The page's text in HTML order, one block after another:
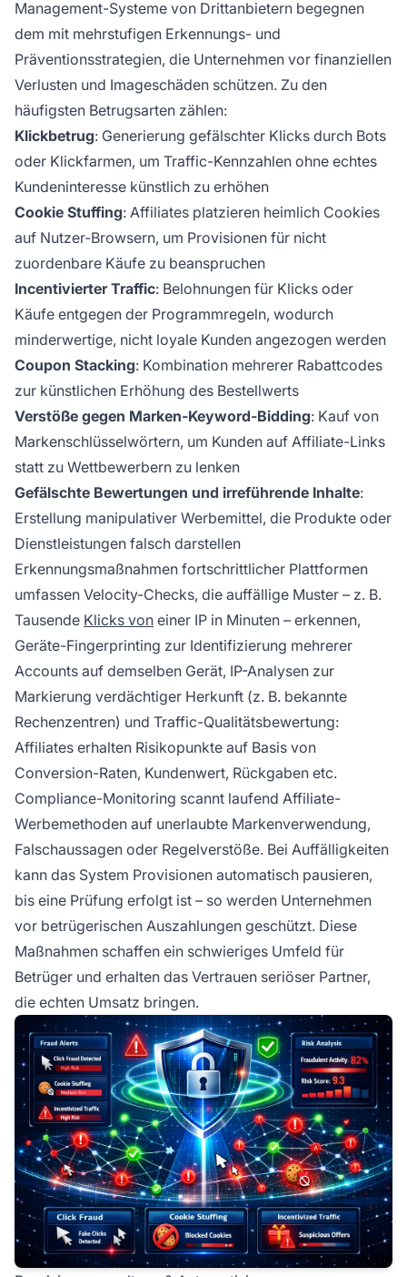
Management-Systeme von Drittanbietern begegnen
dem mit mehrstufigen Erkennungs- und
Präventionsstrategien, die Unternehmen vor finanziellen
Verlusten und Imageschäden schützen. Zu den
häufigsten Betrugsarten zählen:
Klickbetrug: Generierung gefälschter Klicks durch Bots
oder Klickfarmen, um Traffic-Kennzahlen ohne echtes
Kundeninteresse künstlich zu erhöhen
Cookie Stuffing: Affiliates platzieren heimlich Cookies
auf Nutzer-Browsern, um Provisionen für nicht
zuordenbare Käufe zu beanspruchen
Incentivierter Traffic: Belohnungen für Klicks oder
Käufe entgegen der Programmregeln, wodurch
minderwertige, nicht loyale Kunden angezogen werden
Coupon Stacking: Kombination mehrerer Rabattcodes
zur künstlichen Erhöhung des Bestellwerts
Verstöße gegen Marken-Keyword-Bidding: Kauf von
Markenschlüsselwörtern, um Kunden auf Affiliate-Links
statt zu Wettbewerbern zu lenken
Gefälschte Bewertungen und irreführende Inhalte:
Erstellung manipulativer Werbemittel, die Produkte oder
Dienstleistungen falsch darstellen
Erkennungsmaßnahmen fortschrittlicher Plattformen
umfassen Velocity-Checks, die auffällige Muster – z. B.
Tausende Klicks von einer IP in Minuten – erkennen,
Geräte-Fingerprinting zur Identifizierung mehrerer
Accounts auf demselben Gerät, IP-Analysen zur
Markierung verdächtiger Herkunft (z. B. bekannte
Rechenzentren) und Traffic-Qualitätsbewertung:
Affiliates erhalten Risikopunkte auf Basis von
Conversion-Raten, Kundenwert, Rückgaben etc.
Compliance-Monitoring scannt laufend Affiliate-
Werbemethoden auf unerlaubte Markenverwendung,
Falschaussagen oder Regelverstöße. Bei Auffälligkeiten
kann das System Provisionen automatisch pausieren,
bis eine Prüfung erfolgt ist – so werden Unternehmen
vor betrügerischen Auszahlungen geschützt. Diese
Maßnahmen schaffen ein schwieriges Umfeld für
Betrüger und erhalten das Vertrauen seriöser Partner,
die echten Umsatz bringen.